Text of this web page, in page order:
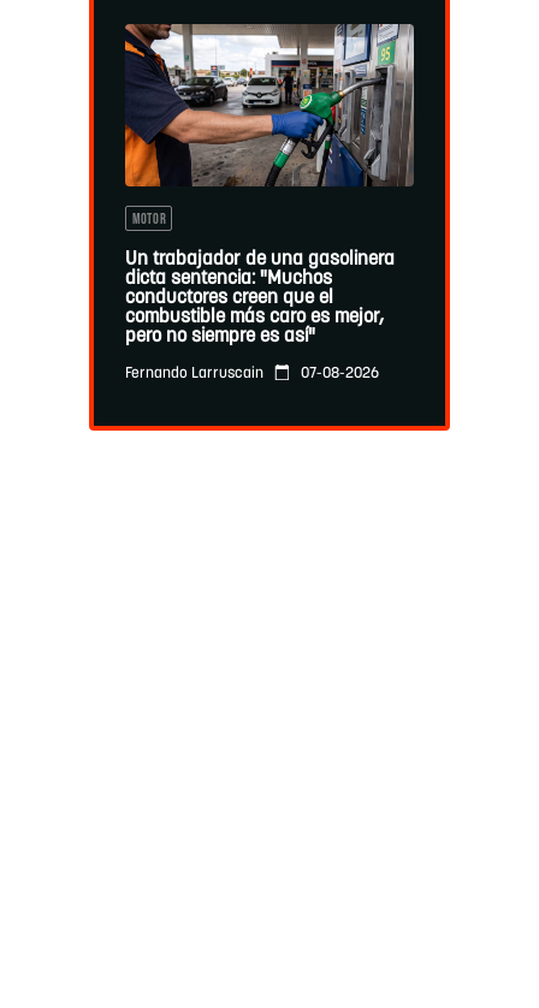
MOTOR
Un trabajador de una gasolinera
dicta sentencia: "Muchos
conductores creen que el
combustible más caro es mejor,
pero no siempre es así"
Fernando Larruscain 07-08-2026